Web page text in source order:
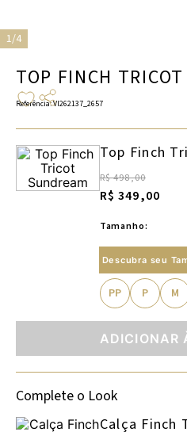
1/4
TOP FINCH
Referência:VI262137_2657
Top Finch
R$ 498,00
R$ 349,00
Tamanho:
Descubra seu
PP P M
ADICIONAR
Complete o Look
Calça Finch